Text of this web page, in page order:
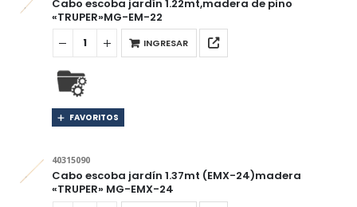
Cabo escoba jardín 1.22mt,madera de pino
«TRUPER»MG-EM-22
INGRESAR
FAVORITOS
40315090
Cabo escoba jardín 1.37mt (EMX-24)madera
«TRUPER» MG-EMX-24